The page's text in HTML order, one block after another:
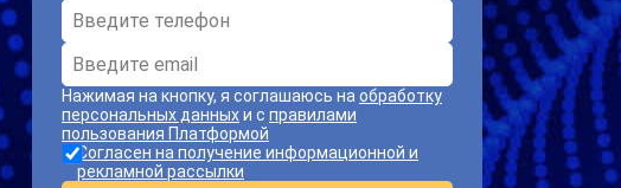
Нажимая на кнопку, я соглашаюсь на обработку
персональных данныхи с правилами
пользования Платформой
Согласен на получение информационной и
рекламной рассылки